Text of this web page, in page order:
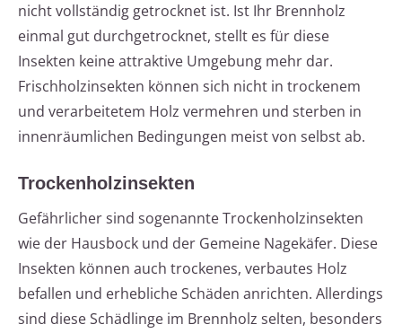
nicht vollständig getrocknet ist. Ist Ihr Brennholz
einmal gut durchgetrocknet, stellt es für diese
Insekten keine attraktive Umgebung mehr dar.
Frischholzinsekten können sich nicht in trockenem
und verarbeitetem Holz vermehren und sterben in
innenräumlichen Bedingungen meist von selbst ab.
Trockenholzinsekten
Gefährlicher sind sogenannte Trockenholzinsekten
wie der Hausbock und der Gemeine Nagekäfer. Diese
Insekten können auch trockenes, verbautes Holz
befallen und erhebliche Schäden anrichten. Allerdings
sind diese Schädlinge im Brennholz selten, besonders